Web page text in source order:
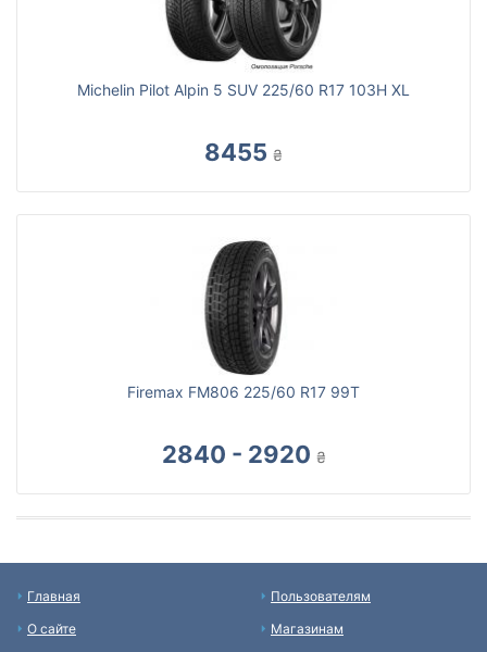
Michelin Pilot Alpin 5 SUV 225/60 R17 103H XL
8455 ₴
Firemax FM806 225/60 R17 99T
2840 - 2920 ₴
Главная
О сайте
Пользователям
Магазинам